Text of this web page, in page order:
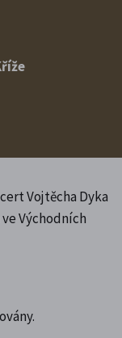
Vojtěcha Dyka
Východních